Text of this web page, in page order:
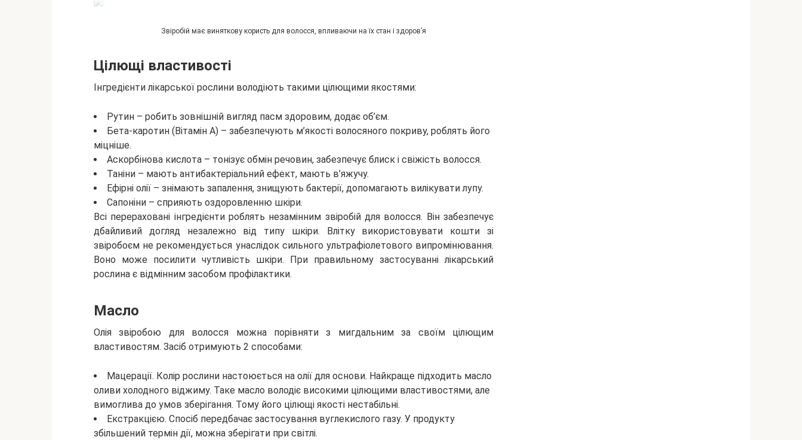
Звіробій має виняткову користь для волосся, впливаючи на їх стан і здоров’я
Цілющі властивості
Інгредієнти лікарської рослини володіють такими цілющими якостями:
Рутин – робить зовнішній вигляд пасм здоровим, додає об’єм.
Бета-каротин (Вітамін А) – забезпечують м’якості волосяного покриву, роблять його
міцніше.
Аскорбінова кислота – тонізує обмін речовин, забезпечує блиск і свіжість волосся.
Таніни – мають антибактеріальний ефект, мають в’яжучу.
Ефірні олії – знімають запалення, знищують бактерії, допомагають вилікувати лупу.
Сапоніни – сприяють оздоровленню шкіри.
Всі перераховані інгредієнти роблять незамінним звіробій для волосся. Він забезпечує
дбайливий догляд незалежно від типу шкіри. Влітку використовувати кошти зі
звіробоєм не рекомендується унаслідок сильного ультрафіолетового випромінювання.
Воно може посилити чутливість шкіри. При правильному застосуванні лікарський
рослина є відмінним засобом профілактики.
Масло
Олія звіробою для волосся можна порівняти з мигдальним за своїм цілющим
властивостям. Засіб отримують 2 способами:
Мацерації. Колір рослини настоюється на олії для основи. Найкраще підходить масло
оливи холодного віджиму. Таке масло володіє високими цілющими властивостями, але
вимоглива до умов зберігання. Тому його цілющі якості нестабільні.
Екстракцією. Спосіб передбачає застосування вуглекислого газу. У продукту
збільшений термін дії, можна зберігати при світлі.